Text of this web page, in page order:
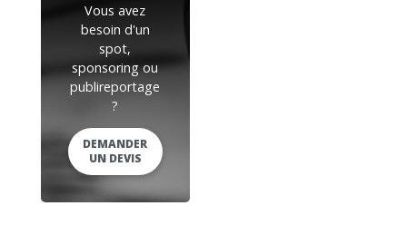
Vous avez
besoin d'un
spot,
sponsoring ou
publireportage
?
DEMANDER
UN DEVIS